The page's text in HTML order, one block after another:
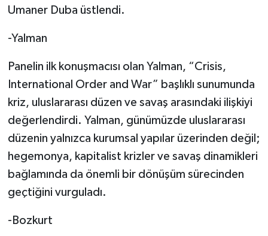
Umaner Duba üstlendi.
-Yalman
Panelin ilk konuşmacısı olan Yalman, “Crisis,
International Order and War” başlıklı sunumunda
kriz, uluslararası düzen ve savaş arasındaki ilişkiyi
değerlendirdi. Yalman, günümüzde uluslararası
düzenin yalnızca kurumsal yapılar üzerinden değil;
hegemonya, kapitalist krizler ve savaş dinamikleri
bağlamında da önemli bir dönüşüm sürecinden
geçtiğini vurguladı.
-Bozkurt